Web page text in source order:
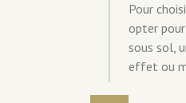
Pour
opter
sous sol,
effet ou